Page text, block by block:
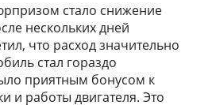
стало снижение
нескольких дней
что расход значительно
стал гораздо
приятным бонусом к
и работы двигателя. Это